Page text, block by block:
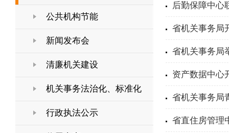
公共机构节能
新闻发布会
清廉机关建设
机关事务法治化、标准化
行政执法公示
后勤保障中心
省机关事务局
省机关事务局
资产数据中心
省机关事务局
省直住房管理